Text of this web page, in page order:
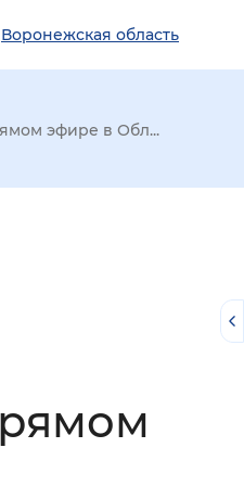
Воронежская область
эфире в Обл...